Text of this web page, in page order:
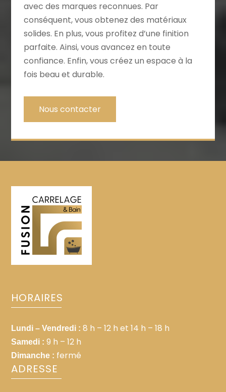
avec des marques reconnues. Par
conséquent, vous obtenez des matériaux
solides. En plus, vous profitez d’une finition
parfaite. Ainsi, vous avancez en toute
confiance. Enfin, vous créez un espace à la
fois beau et durable.
Nous contacter
HORAIRES
Lundi – Vendredi : 8 h – 12 h et 14 h – 18 h
Samedi : 9 h – 12 h
Dimanche : fermé
ADRESSE